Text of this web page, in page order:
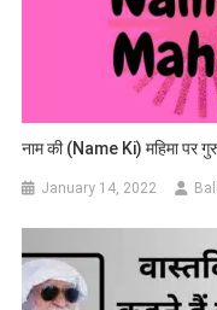
नाम की (Name Ki) महिमा पर
January 14, 2022